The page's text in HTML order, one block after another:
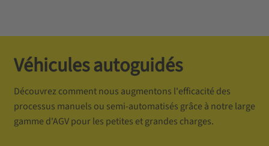
Véhicules autoguidés
Découvrez comment nous augmentons l'efficacité des
processus manuels ou semi-automatisés grâce à notre large
gamme d'AGV pour les petites et grandes charges.